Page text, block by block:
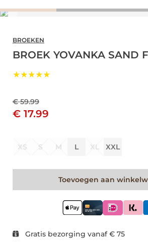
BROEKEN
BROEK YOVANKA SAND
★★★★★
€ 59.99
€ 17.99
XS S M L XL XXL
Toevoegen aan
Gratis bezorging vanaf € 75